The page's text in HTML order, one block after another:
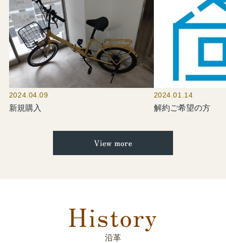
2024.04.09
新規購入
2024.01.14
解約ご希望の方
History
沿革